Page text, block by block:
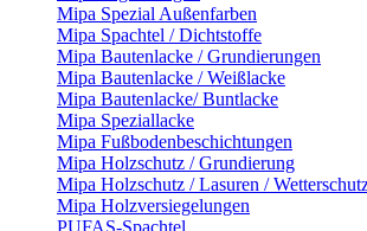
Mipa Spezial Außenfarben
Mipa Spachtel / Dichtstoffe
Mipa Bautenlacke / Grundierungen
Mipa Bautenlacke / Weißlacke
Mipa Bautenlacke/ Buntlacke
Mipa Speziallacke
Mipa Fußbodenbeschichtungen
Mipa Holzschutz / Grundierung
Mipa Holzschutz / Lasuren /
Mipa Holzversiegelungen
PUFAS-Spachtel